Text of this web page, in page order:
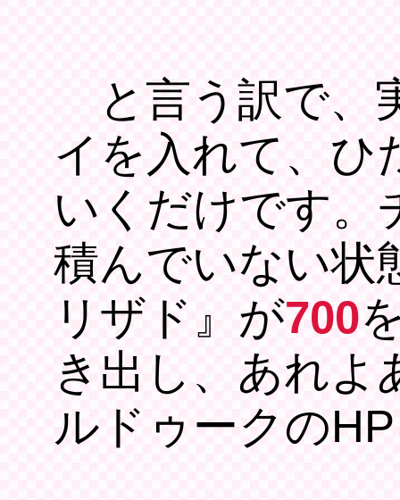
と言う訳で、
イを入れて、ひ
いくだけです。
積んでいない状
リザド』が700
き出し、あれよ
ルドゥークの